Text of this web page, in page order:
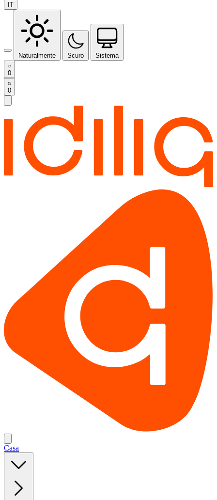
IT
Naturalmente Scuro Sistema
0
0
Casa